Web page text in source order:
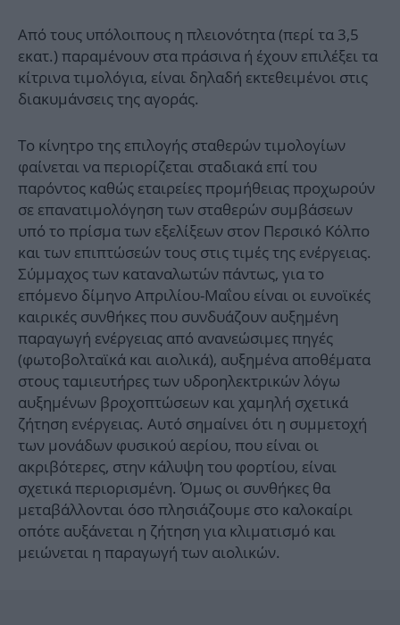
Από τους υπόλοιπους η πλειονότητα (περί τα 3,5
εκατ.) παραμένουν στα πράσινα ή έχουν επιλέξει τα
κίτρινα τιμολόγια, είναι δηλαδή εκτεθειμένοι στις
διακυμάνσεις της αγοράς.
Το κίνητρο της επιλογής σταθερών τιμολογίων
φαίνεται να περιορίζεται σταδιακά επί του
παρόντος καθώς εταιρείες προμήθειας προχωρούν
σε επανατιμολόγηση των σταθερών συμβάσεων
υπό το πρίσμα των εξελίξεων στον Περσικό Κόλπο
και των επιπτώσεών τους στις τιμές της ενέργειας.
Σύμμαχος των καταναλωτών πάντως, για το
επόμενο δίμηνο Απριλίου-Μαΐου είναι οι ευνοϊκές
καιρικές συνθήκες που συνδυάζουν αυξημένη
παραγωγή ενέργειας από ανανεώσιμες πηγές
(φωτοβολταϊκά και αιολικά), αυξημένα αποθέματα
στους ταμιευτήρες των υδροηλεκτρικών λόγω
αυξημένων βροχοπτώσεων και χαμηλή σχετικά
ζήτηση ενέργειας. Αυτό σημαίνει ότι η συμμετοχή
των μονάδων φυσικού αερίου, που είναι οι
ακριβότερες, στην κάλυψη του φορτίου, είναι
σχετικά περιορισμένη. Όμως οι συνθήκες θα
μεταβάλλονται όσο πλησιάζουμε στο καλοκαίρι
οπότε αυξάνεται η ζήτηση για κλιματισμό και
μειώνεται η παραγωγή των αιολικών.